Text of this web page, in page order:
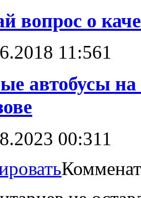
вопрос о
11:561
автобусы
00:311